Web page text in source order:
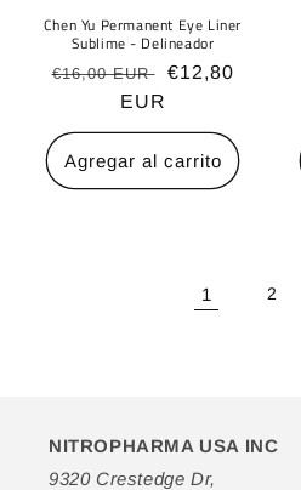
Chen Yu Permanent Eye Liner
Sublime - Delineador
Precio
habitual
€16,00 EUR
Precio
oferta
€12,80
EUR
Agregar al carrito
1 2
NITROPHARMA USA INC
9320 Crestedge Dr,